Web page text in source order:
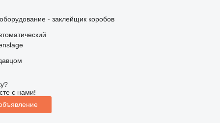
- заклейщик коробов
с нами!